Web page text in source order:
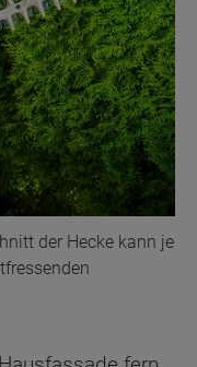
der Hecke kann je